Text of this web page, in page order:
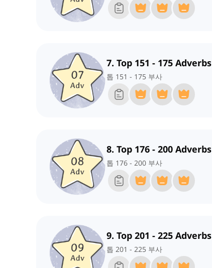
7. Top 151 - 175 Adverbs
톱 151 - 175 부사
8. Top 176 - 200 Adverbs
톱 176 - 200 부사
9. Top 201 - 225 Adverbs
톱 201 - 225 부사